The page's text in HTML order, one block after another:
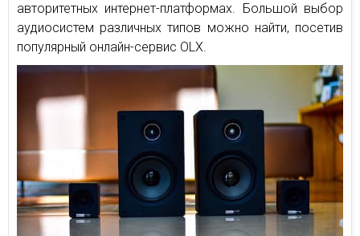
авторитетных интернет-платформах. Большой выбор
аудиосистем различных типов можно найти, посетив
популярный онлайн-сервис OLX.